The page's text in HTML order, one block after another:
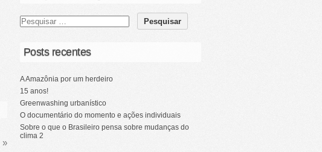
»
Posts recentes
A Amazônia por um herdeiro
15 anos!
Greenwashing urbanístico
O documentário do momento e ações individuais
Sobre o que o Brasileiro pensa sobre mudanças do
clima 2